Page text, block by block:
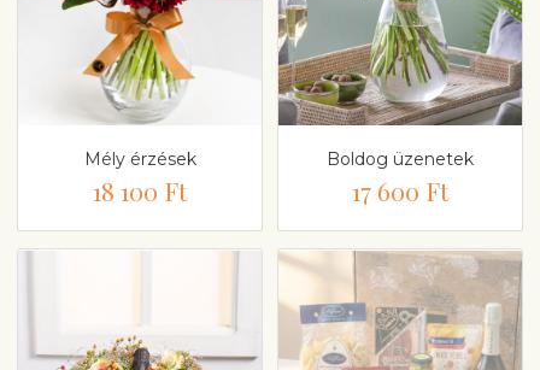
Mély érzések
18 100 Ft
Boldog üzenetek
17 600 Ft